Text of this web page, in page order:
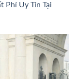
Phí Uy Tín Tại